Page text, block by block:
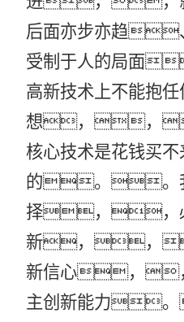
后面亦步亦趋
受制于人的局面
高新技术上不能抱任
想，，
核心技术是花钱买不
的。。我
择，，必
新，，
新信心，
主创新能力